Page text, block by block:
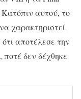
Κατόπιν αυτού, το
χαρακτηριστεί
αποτέλεσε την
ποτέ δεν δέχθηκε